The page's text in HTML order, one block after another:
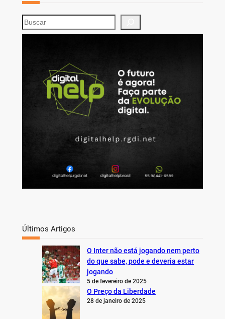
S
e
Últimos Artigos
O Inter não está jogando nem perto
do que sabe, pode e deveria estar
jogando
5 de fevereiro de 2025
O Preço da Liberdade
28 de janeiro de 2025